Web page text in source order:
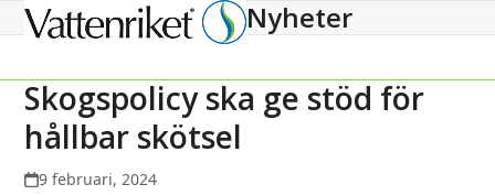
Open
menu
Close
menu
Nyheter
Skogspolicy ska ge stöd för
hållbar skötsel
9 februari, 2024